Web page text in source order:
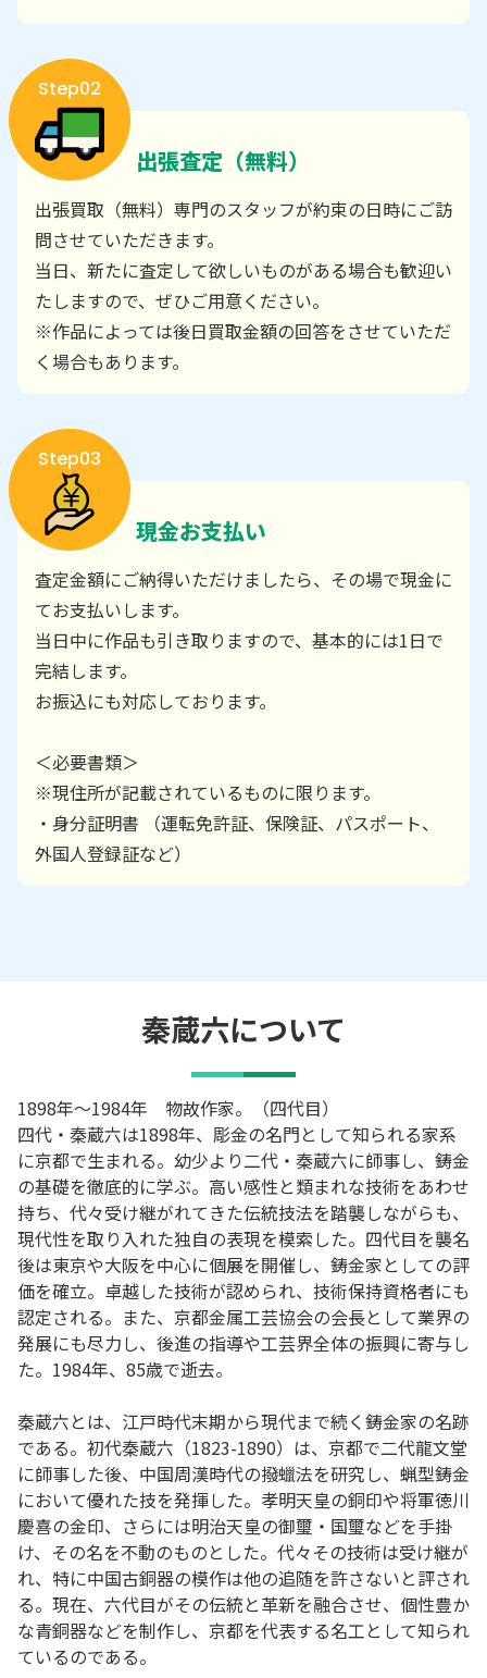
Step02
出張査定（無料）
出張買取（無料）専門のスタッフが約束の日時にご訪
問させていただきます。
当日、新たに査定して欲しいものがある場合も歓迎い
たしますので、ぜひご用意ください。
※作品によっては後日買取金額の回答をさせていただ
く場合もあります。
Step03
現金お支払い
査定金額にご納得いただけましたら、その場で現金に
てお支払いします。
当日中に作品も引き取りますので、基本的には1日で
完結します。
お振込にも対応しております。
＜必要書類＞
※現住所が記載されているものに限ります。
・身分証明書 （運転免許証、保険証、パスポート、
外国人登録証など）
秦蔵六について
1898年～1984年 物故作家。（四代目）
四代・秦蔵六は1898年、彫金の名門として知られる家系
に京都で生まれる。幼少より二代・秦蔵六に師事し、鋳金
の基礎を徹底的に学ぶ。高い感性と類まれな技術をあわせ
持ち、代々受け継がれてきた伝統技法を踏襲しながらも、
現代性を取り入れた独自の表現を模索した。四代目を襲名
後は東京や大阪を中心に個展を開催し、鋳金家としての評
価を確立。卓越した技術が認められ、技術保持資格者にも
認定される。また、京都金属工芸協会の会長として業界の
発展にも尽力し、後進の指導や工芸界全体の振興に寄与し
た。1984年、85歳で逝去。
秦蔵六とは、江戸時代末期から現代まで続く鋳金家の名跡
である。初代秦蔵六（1823-1890）は、京都で二代龍文堂
に師事した後、中国周漢時代の撥蠟法を研究し、蝋型鋳金
において優れた技を発揮した。孝明天皇の銅印や将軍徳川
慶喜の金印、さらには明治天皇の御璽・国璽などを手掛
け、その名を不動のものとした。代々その技術は受け継が
れ、特に中国古銅器の模作は他の追随を許さないと評され
る。現在、六代目がその伝統と革新を融合させ、個性豊か
な青銅器などを制作し、京都を代表する名工として知られ
ているのである。